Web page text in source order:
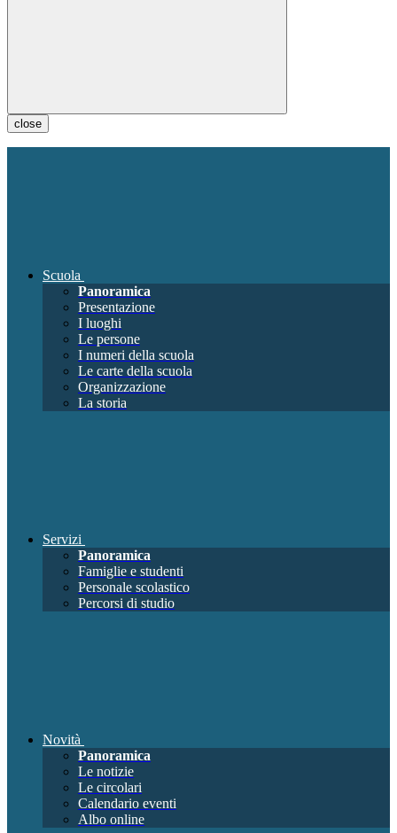
close
Scuola
Panoramica
Presentazione
I luoghi
Le persone
I numeri della scuola
Le carte della scuola
Organizzazione
La storia
Servizi
Panoramica
Famiglie e studenti
Personale scolastico
Percorsi di studio
Novità
Panoramica
Le notizie
Le circolari
Calendario eventi
Albo online